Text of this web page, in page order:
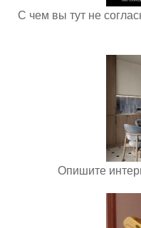
С чем вы тут не
Опишите